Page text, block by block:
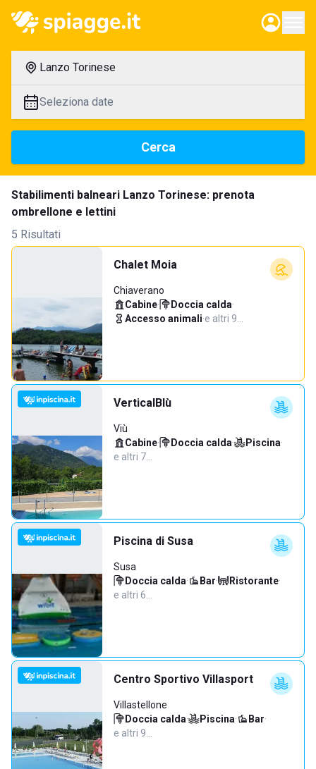
Lanzo Torinese
Seleziona date
Cerca
Stabilimenti balneari Lanzo Torinese: prenota
ombrellone e lettini
5 Risultati
Chalet Moia
Chiaverano
Cabine· Doccia calda·
Accesso animali·e altri 9…
VerticalBlù
Viù
Cabine· Doccia calda· Piscina·
e altri 7…
Piscina di Susa
Susa
Doccia calda· Bar· Ristorante·
e altri 6…
Centro Sportivo Villasport
Villastellone
Doccia calda· Piscina· Bar·
e altri 9…